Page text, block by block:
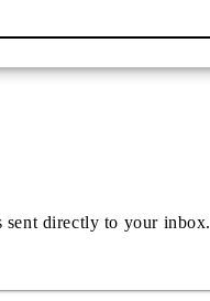
sent directly to your inbox.